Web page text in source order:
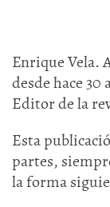
Enrique Vela.
desde hace
Editor de la
Esta
partes,
la forma